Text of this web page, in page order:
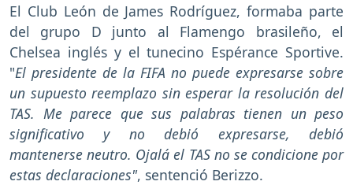
El Club León de James Rodríguez, formaba parte
del grupo D junto al Flamengo brasileño, el
Chelsea inglés y el tunecino Espérance Sportive.
"El presidente de la FIFA no puede expresarse sobre
un supuesto reemplazo sin esperar la resolución del
TAS. Me parece que sus palabras tienen un peso
significativo y no debió expresarse, debió
mantenerse neutro. Ojalá el TAS no se condicione por
estas declaraciones", sentenció Berizzo.